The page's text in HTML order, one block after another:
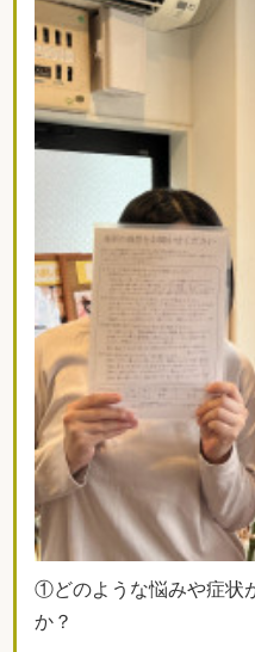
①どのような悩みや症状
か？